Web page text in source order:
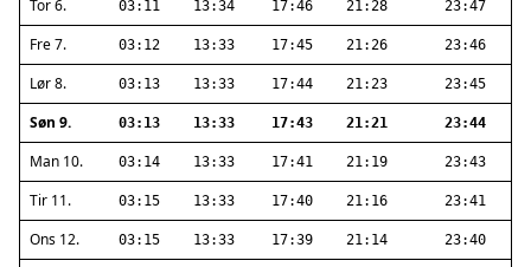
Tor 6. 03:11 13:34 17:46 21:28 23:47
Fre 7. 03:12 13:33 17:45 21:26 23:46
Lør 8. 03:13 13:33 17:44 21:23 23:45
Søn 9. 03:13 13:33 17:43 21:21 23:44
Man 10. 03:14 13:33 17:41 21:19 23:43
Tir 11. 03:15 13:33 17:40 21:16 23:41
Ons 12. 03:15 13:33 17:39 21:14 23:40